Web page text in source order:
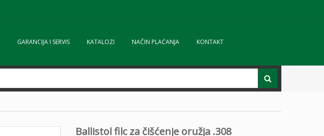
GARANCIJA I SERVIS KATALOZI NAČIN PLAĆANJA KONTAKT
Ballistol filc za čišćenje oružja .308